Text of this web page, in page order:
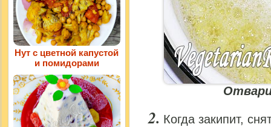
Когда закипит,
Нут с цветной капустой
и помидорами